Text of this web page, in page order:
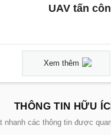
UAV tấn
Xem thêm
THÔNG TIN HỮU
nhanh các thông tin được